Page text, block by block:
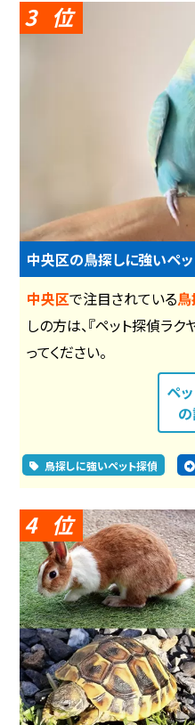
3
中央区の鳥探しに強いペ
中央区で注目されている
しの方は、『ペット探偵ラ
ってください。
ペ
鳥探しに強いペット探偵
4